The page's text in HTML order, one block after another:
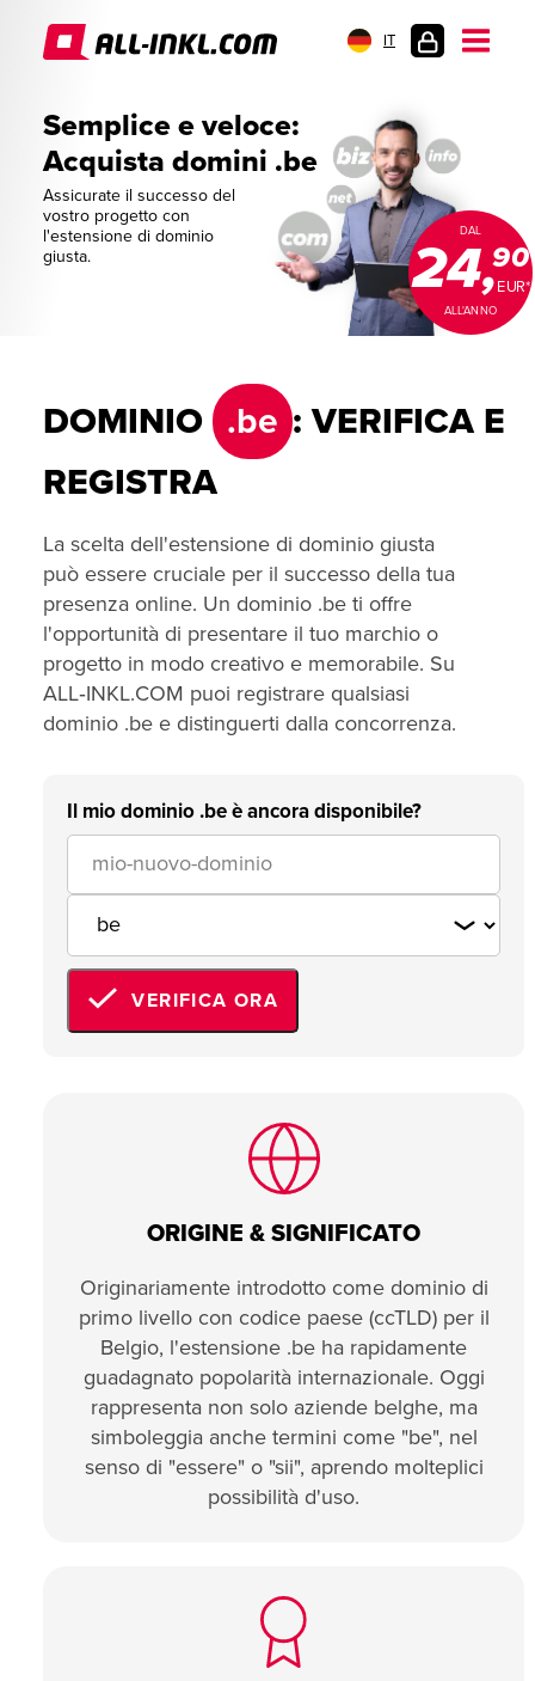
IT
Semplice e veloce:
Acquista domini .be
Assicurate il successo del
vostro progetto con
l'estensione di dominio
giusta.
DAL
24,EUR*
90
ALL'ANNO
DOMINIO .be : VERIFICA E
REGISTRA
La scelta dell'estensione di dominio giusta
può essere cruciale per il successo della tua
presenza online. Un dominio .be ti offre
l'opportunità di presentare il tuo marchio o
progetto in modo creativo e memorabile. Su
ALL‑INKL.COM puoi registrare qualsiasi
dominio .be e distinguerti dalla concorrenza.
Il mio dominio .be è ancora disponibile?
VERIFICA ORA
ORIGINE & SIGNIFICATO
Originariamente introdotto come dominio di
primo livello con codice paese (ccTLD) per il
Belgio, l'estensione .be ha rapidamente
guadagnato popolarità internazionale. Oggi
rappresenta non solo aziende belghe, ma
simboleggia anche termini come "be", nel
senso di "essere" o "sii", aprendo molteplici
possibilità d'uso.